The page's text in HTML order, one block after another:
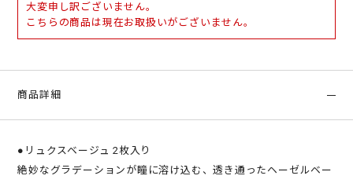
大変申し訳ございません。
こちらの商品は現在お取扱いがございません。
商品詳細
●リュクスベージュ 2枚入り
絶妙なグラデーションが瞳に溶け込む、透き通ったヘーゼルベー